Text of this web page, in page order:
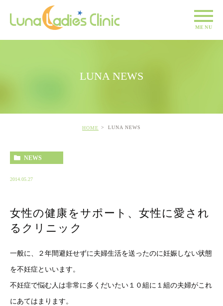
LUNA NEWS
HOME LUNA NEWS
NEWS
2014.05.27
女性の健康をサポート、女性に愛され
るクリニック
一般に、２年間避妊せずに夫婦生活を送ったのに妊娠しない状態
を不妊症といいます。
不妊症で悩む人は非常に多くだいたい１０組に１組の夫婦がこれ
にあてはまります。